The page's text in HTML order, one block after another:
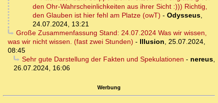
den Ohr-Wahrscheinlichkeiten aus ihrer Sicht :))) Richtig,
den Glauben ist hier fehl am Platze (owT) - Odysseus,
24.07.2024, 13:21
Große Zusammenfassung Stand: 24.07.2024 Was wir wissen,
was wir nicht wissen. (fast zwei Stunden) - Illusion, 25.07.2024,
08:45
Sehr gute Darstellung der Fakten und Spekulationen - nereus,
26.07.2024, 16:06
Werbung